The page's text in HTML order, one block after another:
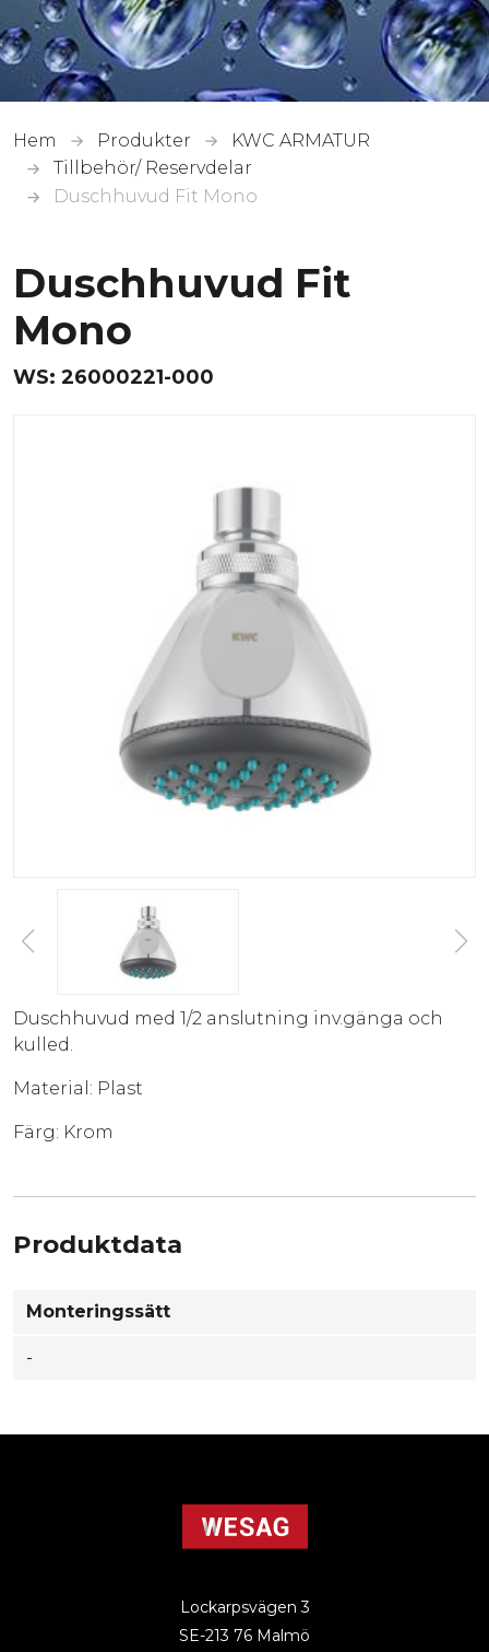
Hem Produkter
KWC ARMATUR
Tillbehör/ Reservdelar
Duschhuvud Fit Mono
Duschhuvud Fit
Mono
WS: 26000221-000
Duschhuvud med 1/2 anslutning inv.gänga och
kulled.
Material: Plast
Färg: Krom
Produktdata
Monteringssätt
-
Lockarpsvägen 3
SE-213 76 Malmö